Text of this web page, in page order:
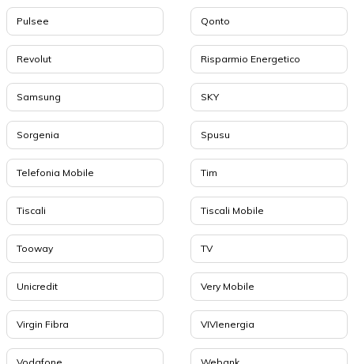
Pulsee Qonto
Revolut Risparmio Energetico
Samsung SKY
Sorgenia Spusu
Telefonia Mobile Tim
Tiscali Tiscali Mobile
Tooway TV
Unicredit Very Mobile
Virgin Fibra VIVIenergia